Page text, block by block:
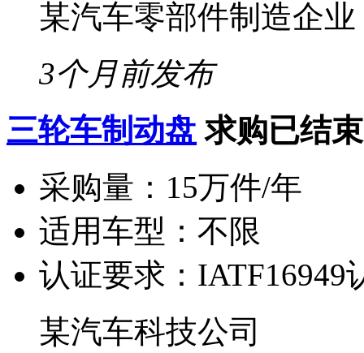
某汽车零部件制造企业
3个月前发布
三轮车制动盘 求购已结束
采购量： 15万件/年
适用车型： 不限
认证要求： IATF16949
某汽车科技公司